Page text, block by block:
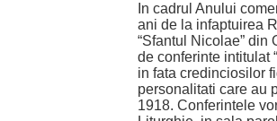
In cadrul Anului
ani de la infaptuirea
“Sfantul Nicolae”
de conferinte intitulat
in fata credinciosilor
personalitati care au
1918. Conferintele